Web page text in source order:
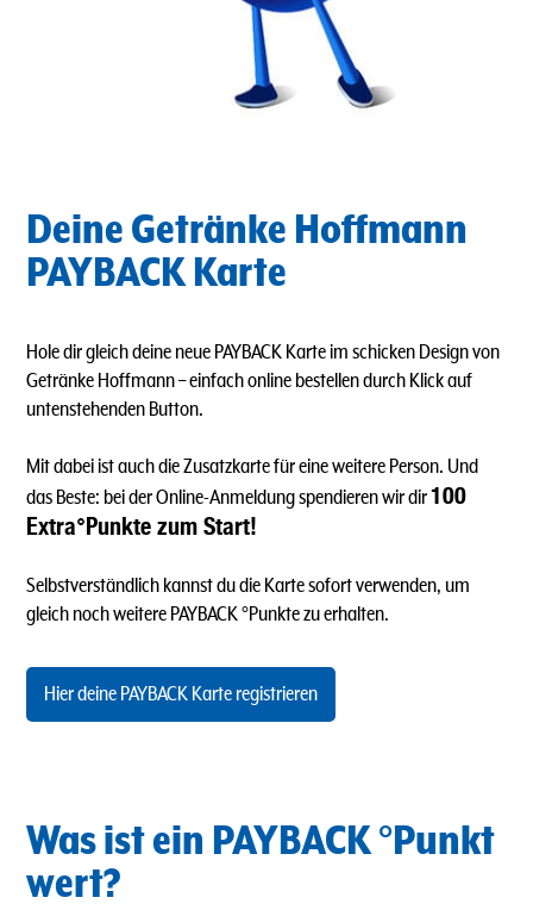
Deine Getränke Hoffmann
PAYBACK Karte
Hole dir gleich deine neue PAYBACK Karte im schicken Design von
Getränke Hoffmann – einfach online bestellen durch Klick auf
untenstehenden Button.
Mit dabei ist auch die Zusatzkarte für eine weitere Person. Und
das Beste: bei der Online-Anmeldung spendieren wir dir100
Extra°Punkte zum Start!
Selbstverständlich kannst du die Karte sofort verwenden, um
gleich noch weitere PAYBACK °Punkte zu erhalten.
Hier deine PAYBACK Karte registrieren
Was ist ein PAYBACK °Punkt
wert?